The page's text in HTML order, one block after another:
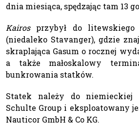
dnia miesiąca, spędzając tam 13
Kairosprzybył do litewskiego
(niedaleko Stavanger), gdzie
skraplająca Gasum o rocznej
a także małoskalowy
bunkrowania statków.
Statek należy do niemieckiej
Schulte Group i eksploatowany
Nauticor GmbH & Co KG.